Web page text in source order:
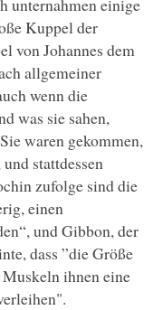
unternahmen einige
Kuppel der
von Johannes dem
allgemeiner
wenn die
was sie sahen,
waren gekommen,
stattdessen
zufolge sind die
einen
und Gibbon, der
dass ”die Größe
ihnen eine